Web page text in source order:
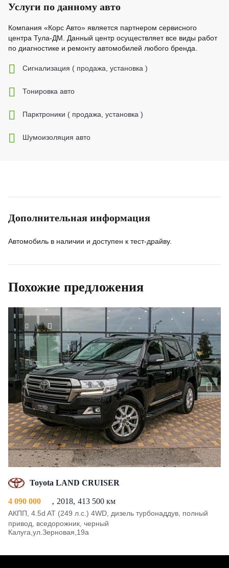
Услуги по данному авто
Компания «Корс Авто» является партнером сервисного
центра Тула-ДМ. Данный центр осуществляет все виды работ
по диагностике и ремонту автомобилей любого бренда.
Cигнализация ( продажа, установка )
Тонировка авто
Парктроники ( продажа, установка )
Шумоизоляция авто
Дополнительная информация
Автомобиль в наличии и доступен к тест-драйву.
Похожие предложения
Toyota LAND CRUISER
4 090 000 2018 413 500 км
АКПП, 4.5d AT (249 л.с.) 4WD, дизель турбонаддув, полный
привод, вседорожник, черный
Калуга,ул.Зерновая,19а